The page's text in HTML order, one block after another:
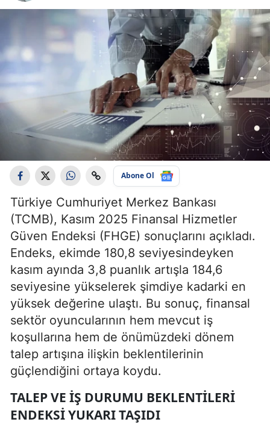
Abone Ol
Türkiye Cumhuriyet Merkez Bankası
(TCMB), Kasım 2025 Finansal Hizmetler
Güven Endeksi (FHGE) sonuçlarını açıkladı.
Endeks, ekimde 180,8 seviyesindeyken
kasım ayında 3,8 puanlık artışla 184,6
seviyesine yükselerek şimdiye kadarki en
yüksek değerine ulaştı. Bu sonuç, finansal
sektör oyuncularının hem mevcut iş
koşullarına hem de önümüzdeki dönem
talep artışına ilişkin beklentilerinin
güçlendiğini ortaya koydu.
TALEP VE İŞ DURUMU BEKLENTILERI
ENDEKSI YUKARI TAŞIDI